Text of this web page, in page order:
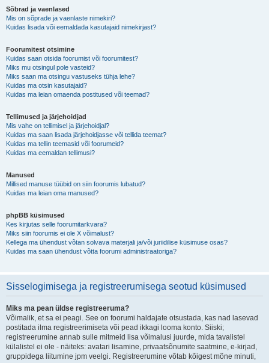
Sõbrad ja vaenlased
Mis on sõprade ja vaenlaste nimekiri?
Kuidas lisada või eemaldada kasutajaid nimekirjast?
Foorumitest otsimine
Kuidas saan otsida foorumist või foorumitest?
Miks mu otsingul pole vasteid?
Miks saan ma otsingu vastuseks tühja lehe?
Kuidas ma otsin kasutajaid?
Kuidas ma leian omaenda postitused või teemad?
Tellimused ja järjehoidjad
Mis vahe on tellimisel ja järjehoidjal?
Kuidas ma saan lisada järjehoidjasse või tellida teemat?
Kuidas ma tellin teemasid või foorumeid?
Kuidas ma eemaldan tellimusi?
Manused
Millised manuse tüübid on siin foorumis lubatud?
Kuidas ma leian oma manused?
phpBB küsimused
Kes kirjutas selle foorumitarkvara?
Miks siin foorumis ei ole X võimalust?
Kellega ma ühendust võtan solvava materjali ja/või juriidilise küsimuse osas?
Kuidas ma saan ühendust võtta foorumi administraatoriga?
Sisselogimisega ja registreerumisega seotud küsimused
Miks ma pean üldse registreeruma?
Võimalik, et sa ei peagi. See on foorumi haldajate otsustada, kas nad lasevad
postitada ilma registreerimiseta või pead ikkagi looma konto. Siiski;
registreerumine annab sulle mitmeid lisa võimalusi juurde, mida tavalistel
külalistel ei ole - näiteks: avatari lisamine, privaatsõnumite saatmine, e-kirjad,
gruppidega liitumine jpm veelgi. Registreerumine võtab kõigest mõne minuti,